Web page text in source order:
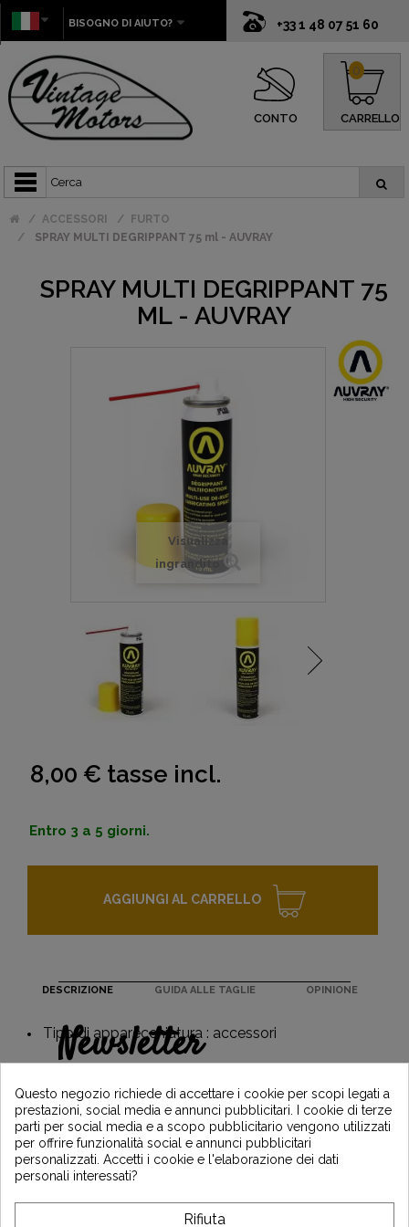
+33 1 48 07 51 60
BISOGNO DI AIUTO?
CONTO CARRELLO
0
ACCESSORI
FURTO
SPRAY MULTI DEGRIPPANT 75 ml - AUVRAY
SPRAY MULTI DEGRIPPANT 75
ML - AUVRAY
Visualizza
ingrandito
8,00 € tasse incl.
Entro 3 a 5 giorni.
AGGIUNGI AL CARRELLO
DESCRIZIONE GUIDA ALLE TAGLIE OPINIONE
Tipo di apparecchiatura : accessori
Newsletter
iscrivendoti e resta informato sulle ultime
notizie di Vintage Motors
*Dès 99€ d'achat. En vous abonnant à notre newsletter, vous reconnaissez avoir pris
l'acceptez.
Questo negozio richiede di accettare i cookie per scopi legati a
prestazioni, social media e annunci pubblicitari. I cookie di terze
parti per social media e a scopo pubblicitario vengono utilizzati
per offrire funzionalità social e annunci pubblicitari
personalizzati. Accetti i cookie e l'elaborazione dei dati
personali interessati?
Rifiuta